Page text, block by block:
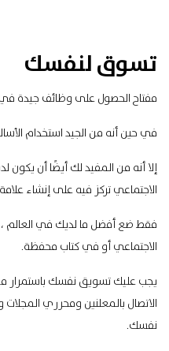
تسوق لنفسك
مفتاح الحصول على وظائف جيدة
في حين أنه من الجيد استخدام
إلا أنه من المفيد لك أيضًا أن
الاجتماعي تركز فيه على إنشاء
فقط ضع أفضل ما لديك في العالم
الاجتماعي أو في كتاب محفظة.
يجب عليك تسويق نفسك باستمرار
الاتصال بالمعلنين ومحرري
نفسك.